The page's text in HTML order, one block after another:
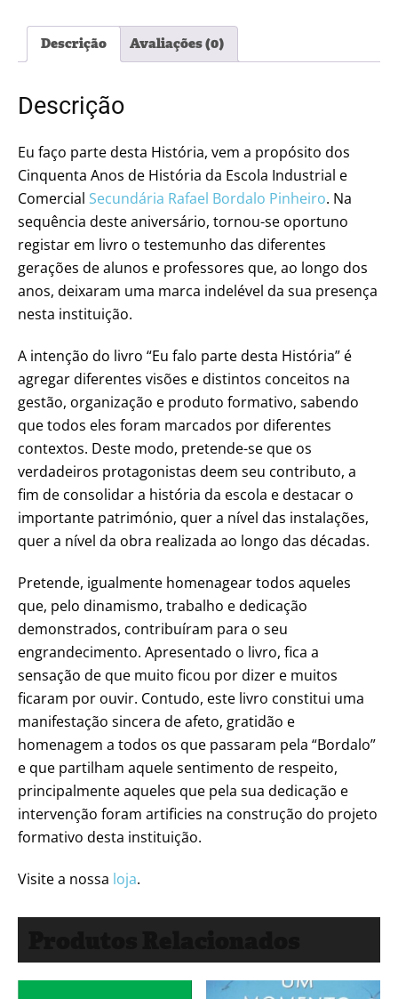
História
Descrição Avaliações (0)
Descrição
Eu faço parte desta História, vem a propósito dos
Cinquenta Anos de História da Escola Industrial e
Comercial Secundária Rafael Bordalo Pinheiro. Na
sequência deste aniversário, tornou-se oportuno
registar em livro o testemunho das diferentes
gerações de alunos e professores que, ao longo dos
anos, deixaram uma marca indelével da sua presença
nesta instituição.
A intenção do livro “Eu falo parte desta História” é
agregar diferentes visões e distintos conceitos na
gestão, organização e produto formativo, sabendo
que todos eles foram marcados por diferentes
contextos. Deste modo, pretende-se que os
verdadeiros protagonistas deem seu contributo, a
fim de consolidar a história da escola e destacar o
importante património, quer a nível das instalações,
quer a nível da obra realizada ao longo das décadas.
Pretende, igualmente homenagear todos aqueles
que, pelo dinamismo, trabalho e dedicação
demonstrados, contribuíram para o seu
engrandecimento. Apresentado o livro, fica a
sensação de que muito ficou por dizer e muitos
ficaram por ouvir. Contudo, este livro constitui uma
manifestação sincera de afeto, gratidão e
homenagem a todos os que passaram pela “Bordalo”
e que partilham aquele sentimento de respeito,
principalmente aqueles que pela sua dedicação e
intervenção foram artificies na construção do projeto
formativo desta instituição.
Visite a nossa loja.